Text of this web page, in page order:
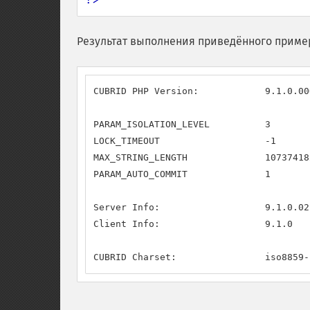
Результат выполнения приведённого
CUBRID PHP Version:
PARAM_ISOLATION_LEVEL          3
LOCK_TIMEOUT                   -1
MAX_STRING_LENGTH
PARAM_AUTO_COMMIT              1
Server Info:
Client Info:                   9.1.0
CUBRID Charset:                iso8859-